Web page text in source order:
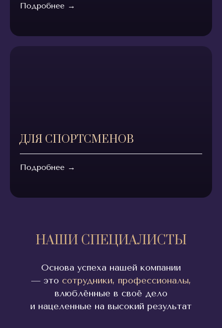
Подробнее →
ДЛЯ СПОРТСМЕНОВ
Подробнее →
НАШИ СПЕЦИАЛИСТЫ
Основа успеха нашей компании
— это сотрудники, профессионалы,
влюблённые в своё дело
и нацеленные на высокий результат